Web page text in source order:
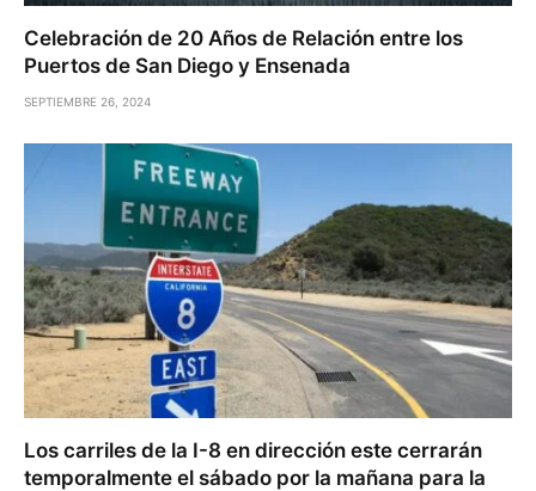
Celebración de 20 Años de Relación entre los
Puertos de San Diego y Ensenada
SEPTIEMBRE 26, 2024
Los carriles de la I-8 en dirección este cerrarán
temporalmente el sábado por la mañana para la